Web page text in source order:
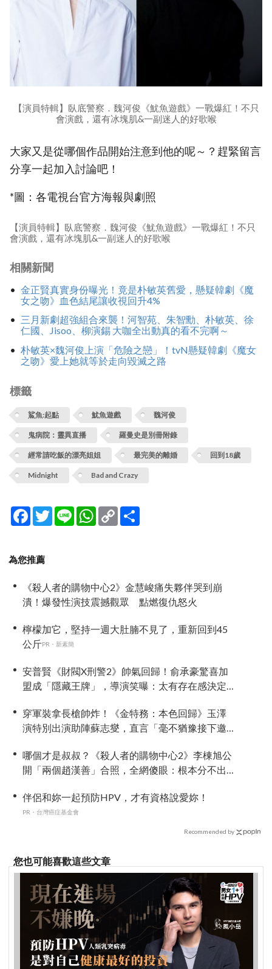
【演員特輯】臥底警察．魏河俊《魷魚遊戲》一戰爆紅！不只
會演戲，還有冰塊肌&一副迷人的好歌喉
大家又是從哪個作品開始注意到他的呢～？趕緊留言
分享一起加入討論吧！
*圖：各電視台官方海報與劇照
【演員特輯】臥底警察．魏河俊《魷魚遊戲》一戰爆紅！不只
會演戲，還有冰塊肌&一副迷人的好歌喉
相關新聞
金正賢真實身份曝光！竟是朴敏英舊愛，懸疑韓劇《魔
女之吻》血色結尾讓收視回升4%
三月新劇超強組合來襲！河智苑、朱智勳、朴敏英、徐
仁國、Jisoo、柳演錫 大咖全出動真的看不完啊～
朴敏英×魏河俊上演「危險之戀」！tvN懸疑韓劇《魔女
之吻》愛上她就等於走向毀滅之路
標籤
鯊魚:起點 魷魚遊戲 魏河俊
鬼病院：靈異直播 羅曼史是別冊附錄
經常請吃飯的漂亮姐姐 最完美的離婚 回到18歲
Midnight Bad and Crazy
Facebook
TwitterLine WhatsApp
Copy
Link
為您推薦
《殺人者的購物中心2》金慧峻痛失夥伴哭到崩
潰！爆發性演技震撼觀眾 點燃復仇怒火
檸檬加它，堅持一週大肚腩不見了，重新回到45
公斤PR・新素簡
安普賢《財閥X刑警2》帥氣回歸！俞承豪驚喜加
盟成「隱藏王牌」，導演笑曝：太有存在感決定
穿軍裝拿長槍帥炸！《金特務：本色回歸》玉澤
演特別出演助陣蘇志燮，直言「毫不猶豫接下邀
哪個才是叔叔？《殺人者的購物中心2》李棟旭公
開「兩個趙漢善」合照，全網傻眼：根本分不出
伴侶和妳一起預防HPV，才有資格說愛妳！
PR・台灣癌症基金會
Recommended by
您也可能喜歡這些文章